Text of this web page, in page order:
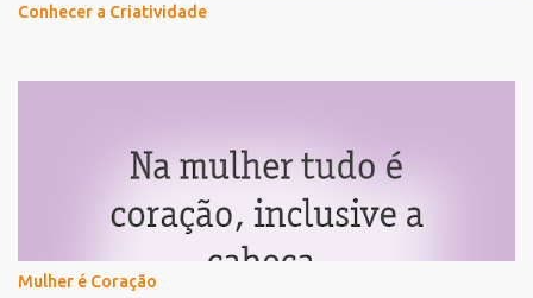
Conhecer a Criatividade
Mulher é Coração